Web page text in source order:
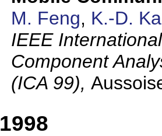
M. Feng, K.-D.
IEEE
Component
(ICA 99),
1998